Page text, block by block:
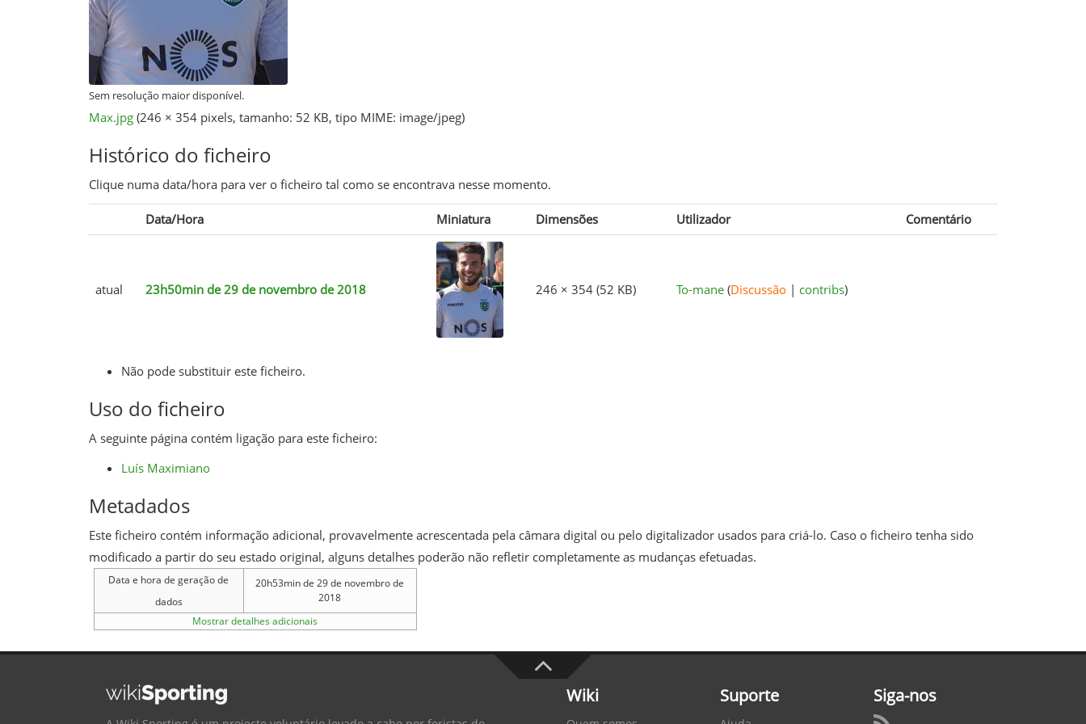
Sem resolução maior disponível.
Max.jpg‎ (246 × 354 pixels, tamanho: 52 KB, tipo MIME: image/jpeg)
Histórico do ficheiro
Clique numa data/hora para ver o ficheiro tal como se encontrava nesse momento.
Data/Hora Miniatura Dimensões Utilizador Comentário
atual 23h50min de 29 de novembro de 2018 246 × 354 (52 KB) To-mane (Discussão| contribs)
Não pode substituir este ficheiro.
Uso do ficheiro
A seguinte página contém ligação para este ficheiro:
Luís Maximiano
Metadados
Este ficheiro contém informação adicional, provavelmente acrescentada pela câmara digital ou pelo digitalizador usados para criá-lo. Caso o ficheiro tenha sido
modificado a partir do seu estado original, alguns detalhes poderão não refletir completamente as mudanças efetuadas.
Data e hora de geração de
dados
20h53min de 29 de novembro de
2018
Mostrar detalhes adicionais
Wiki Suporte Siga-nos